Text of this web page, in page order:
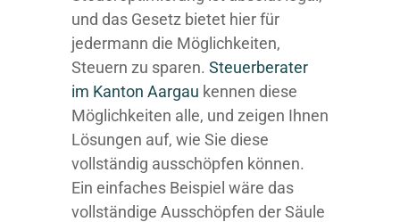
und das Gesetz bietet hier für
jedermann die Möglichkeiten,
Steuern zu sparen. Steuerberater
im K anton Aargau kennen diese
Möglichkeiten alle, und zeigen Ihnen
Lösungen auf, wie Sie diese
vollständig ausschöpfen können.
Ein einfaches Beispiel wäre das
vollständige Ausschöpfen der Säule